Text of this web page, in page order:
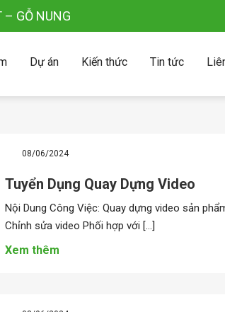
– GỖ NUNG
Dự án Kiến thức Tin tức
08/06/2024
Tuyển Dụng Quay Dựng Video
Nội Dung Công Việc: Quay dựng video sản
Chỉnh sửa video Phối hợp với […]
Xem thêm